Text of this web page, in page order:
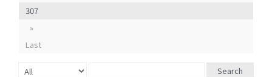
307
»
Last
Search